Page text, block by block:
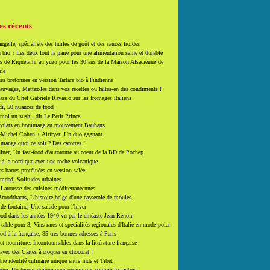
récents
spécialiste des huiles de goût et des sauces froides
bio ? Les deux font la paire pour une alimentation saine et durable
de Riquewihr au yuzu pour les 30 ans de la Maison Alsacienne de
bretonnes en version Tartare bio à l'indienne
Mettez-les dans vos recettes ou faites-en des condiments !
du Chef Gabriele Ravasio sur les fromages italiens
50 nuances de food
moi un sushi, dit Le Petit Prince
en hommage au mouvement Bauhaus
Michel Cohen + Airfryer, Un duo gagnant
quoi ce soir ? Des carottes !
Un fast-food d'autoroute au coeur de la BD de Pochep
la nordique avec une roche volcanique
barres protéinées en version salée
Solitudes urbaines
des cuisines méditerranéennes
L'histoire belge d'une casserole de moules
fontaine, Une salade pour l'hiver
dans les années 1940 vu par le cinéaste Jean Renoir
pour 3, Vins rares et spécialités régionales d'Italie en mode polar
à la française, 85 très bonnes adresses à Paris
nourriture. Incontournables dans la littérature française
des Cartes à croquer en chocolat !
identité culinaire unique entre Inde et Tibet